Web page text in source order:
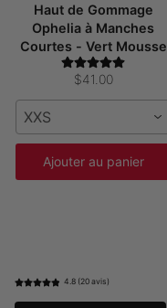
Haut de Gommage
Ophelia à Manches
Courtes - Vert Mousse
$41.00
XXS
Ajouter au panier
4.8 (20 avis)